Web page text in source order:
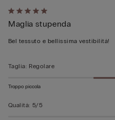
Valutato
5
su
Maglia stupenda
Bel tessuto e bellissima vestibilità!
Taglia: Regolare
Troppo piccola
Qualità: 5/5